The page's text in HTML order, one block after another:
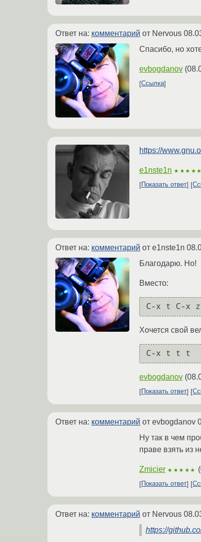
Ответ на: комментарий от Nervous
Спасибо, но
evbogdanov (
Ссылка
https://
e1nste1n ★★★★★
Показать ответ
Ответ на: комментарий от e1nste1n
Благодарю. Но!
Вместо:
Хочется свой
evbogdanov (
Показать ответ
Ответ на: комментарий от evbogdanov
Ну так в чем
праве взять из
Zmicier ★★★★★ (
Показать ответ
Ответ на: комментарий от Nervous
https://